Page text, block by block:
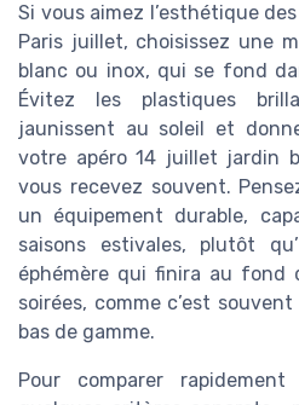
Si vous aimez l’esthétique
Paris juillet, choisissez une
blanc ou inox, qui se fond
Évitez les plastiques
jaunissent au soleil et
votre apéro 14 juillet jardin
vous recevez souvent.
un équipement durable,
saisons estivales, plutôt
éphémère qui finira au fond
soirées, comme c’est
bas de gamme.
Pour comparer